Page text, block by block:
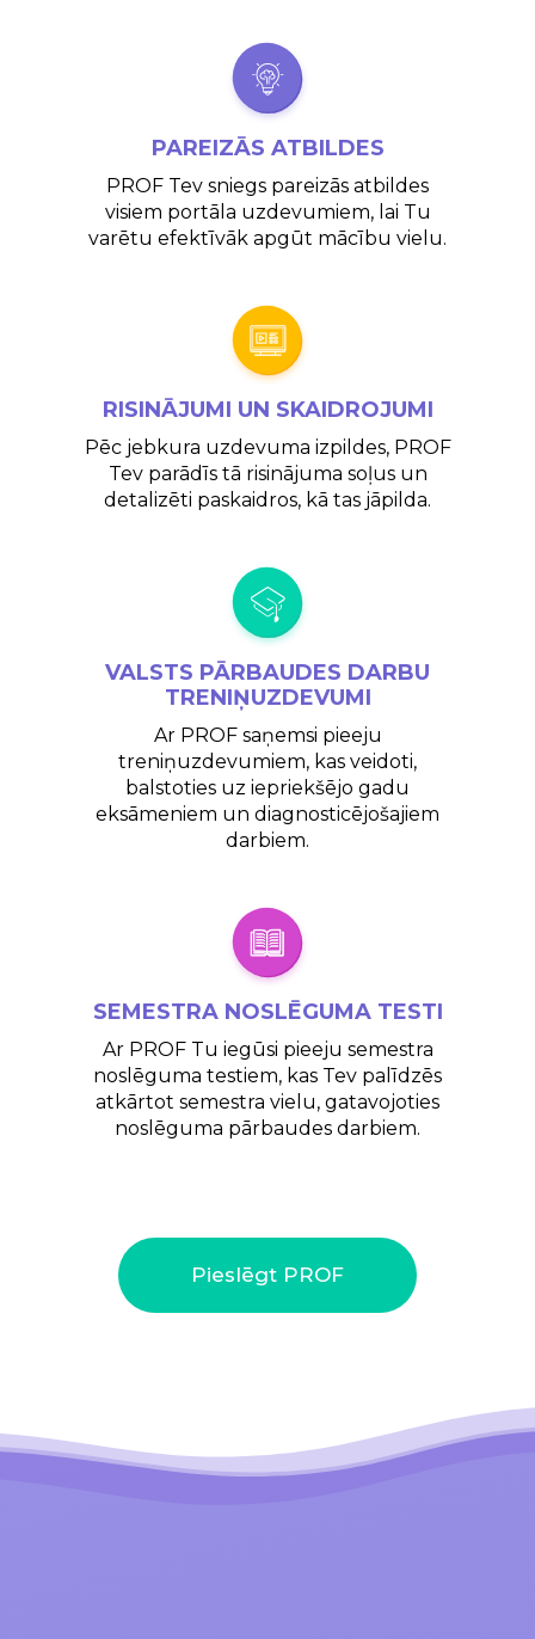
PAREIZĀS ATBILDES
PROF Tev sniegs pareizās atbildes
visiem portāla uzdevumiem, lai Tu
varētu efektīvāk apgūt mācību vielu.
RISINĀJUMI UN SKAIDROJUMI
Pēc jebkura uzdevuma izpildes, PROF
Tev parādīs tā risinājuma soļus un
detalizēti paskaidros, kā tas jāpilda.
VALSTS PĀRBAUDES DARBU
TRENIŅUZDEVUMI
Ar PROF saņemsi pieeju
treniņuzdevumiem, kas veidoti,
balstoties uz iepriekšējo gadu
eksāmeniem un diagnosticējošajiem
darbiem.
SEMESTRA NOSLĒGUMA TESTI
Ar PROF Tu iegūsi pieeju semestra
noslēguma testiem, kas Tev palīdzēs
atkārtot semestra vielu, gatavojoties
noslēguma pārbaudes darbiem.
Pieslēgt PROF